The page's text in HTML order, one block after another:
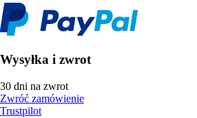
Wysyłka i zwrot
30 dni na zwrot
Zwróć zamówienie
Trustpilot